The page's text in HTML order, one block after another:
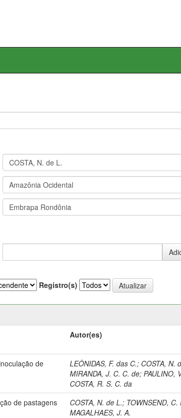
Registro(s)
Autor(es)
de
LEÔNIDAS, F. das C.; COSTA, N.
MIRANDA, J. C. C. de;PAULINO,
COSTA, R. S. C. da
de pastagens
COSTA, N. de L.; TOWNSEND, C.
MAGALHAES, J. A.